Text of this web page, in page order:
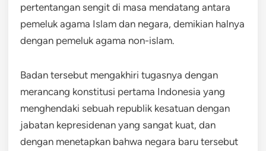
pertentangan sengit di masa mendatang antara
pemeluk agama Islam dan negara, demikian halnya
dengan pemeluk agama non-islam.
Badan tersebut mengakhiri tugasnya dengan
merancang konstitusi pertama Indonesia yang
menghendaki sebuah republik kesatuan dengan
jabatan kepresidenan yang sangat kuat, dan
dengan menetapkan bahwa negara baru tersebut